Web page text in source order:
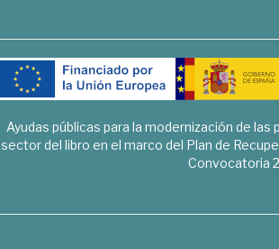
Ayudas públicas para la modernización de
sector del libro en el marco del Plan de
Convocatoria